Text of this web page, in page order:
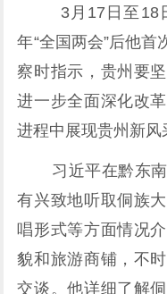
3月17日至18日
年“全国两会”后他
察时指示，贵州要
进一步全面深化改
进程中展现贵州新风
习近平在黔东南
有兴致地听取侗族
唱形式等方面情况
貌和旅游商铺，不
交谈。他详细了解